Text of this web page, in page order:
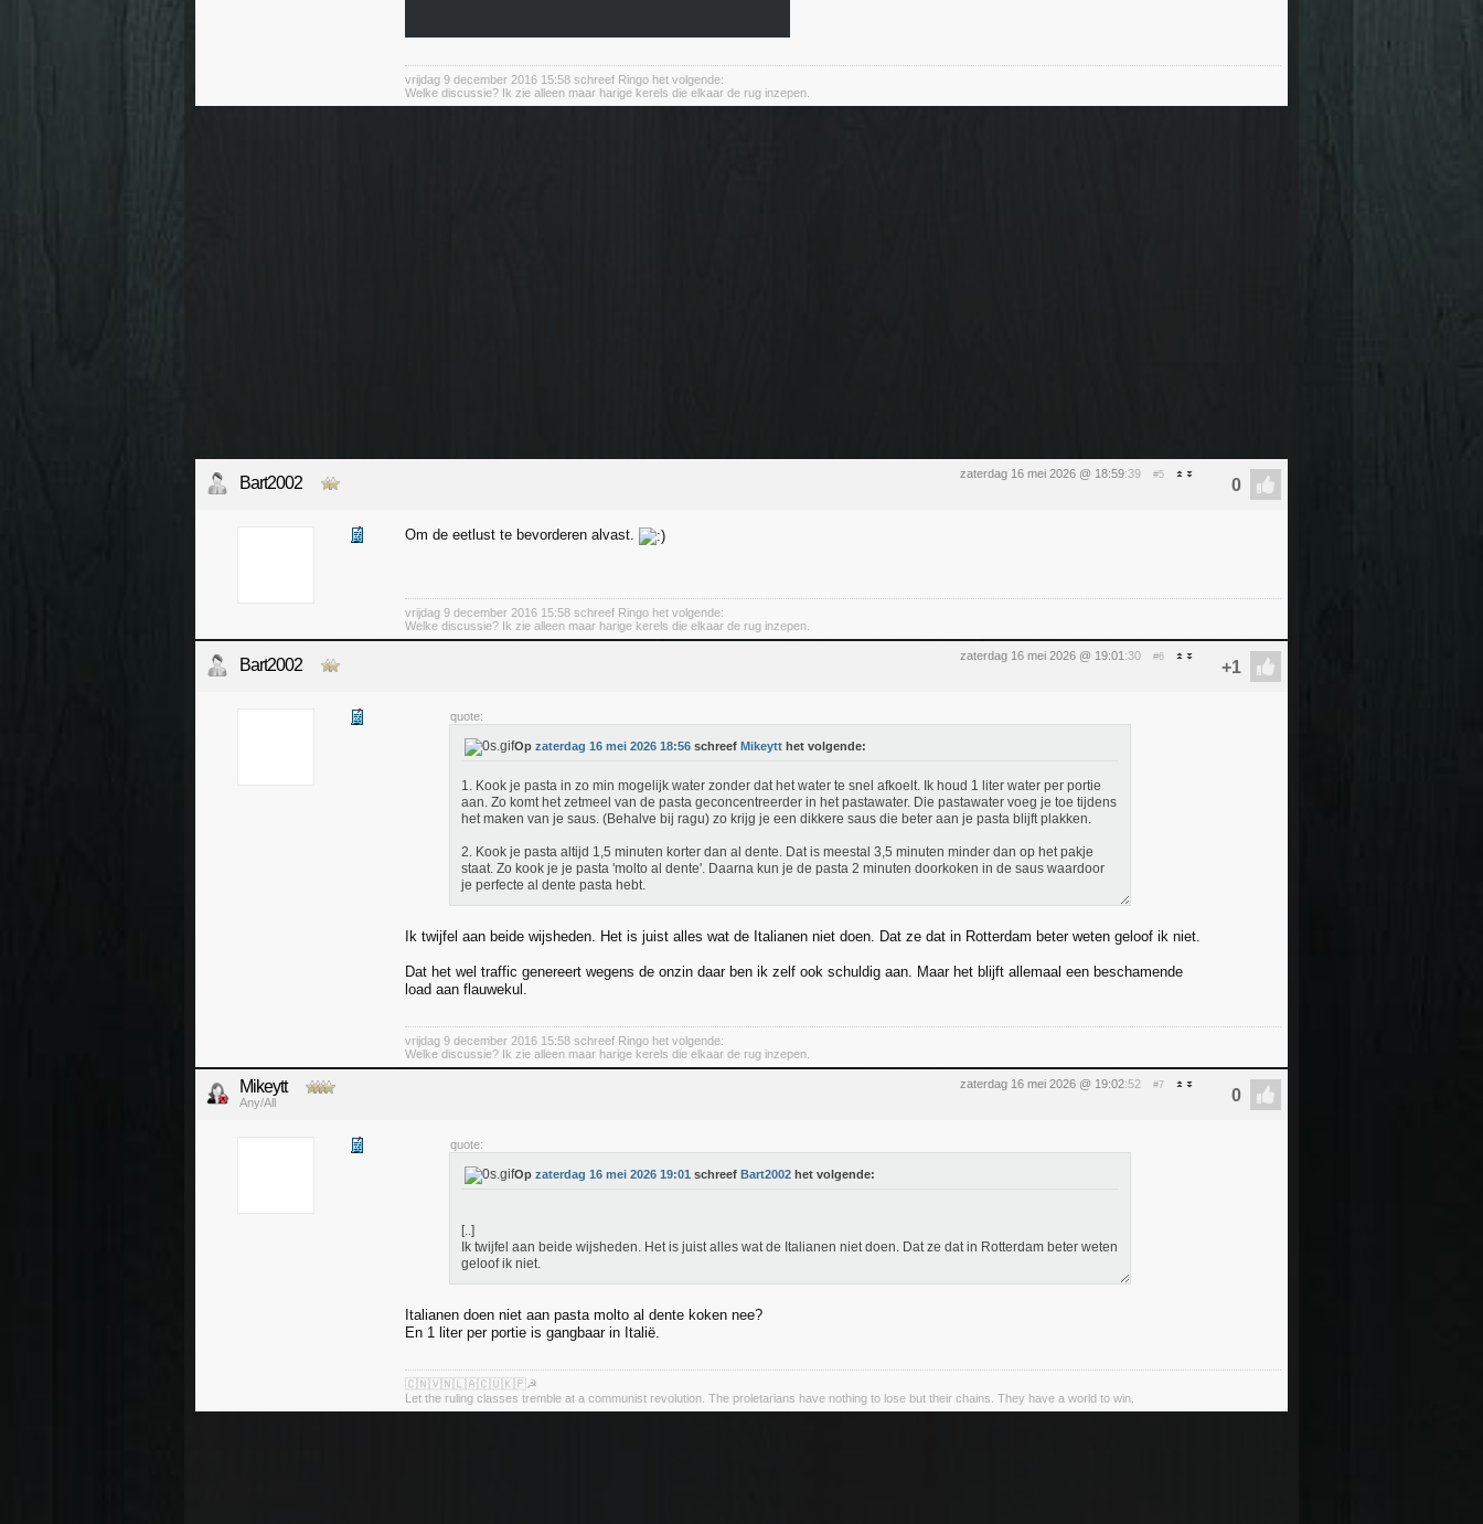
vrijdag 9 december 2016 15:58 schreef Ringo het volgende:
Welke discussie? Ik zie alleen maar harige kerels die elkaar de rug inzepen.
zaterdag 16 mei 2026 @ 18:59:39 #5
Bart2002
Om de eetlust te bevorderen alvast.
vrijdag 9 december 2016 15:58 schreef Ringo het volgende:
Welke discussie? Ik zie alleen maar harige kerels die elkaar de rug inzepen.
zaterdag 16 mei 2026 @ 19:01 :30 #6
Bart2002
quote:
Op zaterdag 16 mei 2026 18:56 schreef Mikeytt het volgende:
1. Kook je pasta in zo min mogelijk water zonder dat het water te snel afkoelt. Ik houd 1 liter water per portie
aan. Zo komt het zetmeel van de pasta geconcentreerder in het pastawater. Die pastawater voeg je toe tijdens
het maken van je saus. (Behalve bij ragu) zo krijg je een dikkere saus die beter aan je pasta blijft plakken.
2. Kook je pasta altijd 1,5 minuten korter dan al dente. Dat is meestal 3,5 minuten minder dan op het pakje
staat. Zo kook je je pasta 'molto al dente'. Daarna kun je de pasta 2 minuten doorkoken in de saus waardoor
je perfecte al dente pasta hebt.
Ik twijfel aan beide wijsheden. Het is juist alles wat de Italianen niet doen. Dat ze dat in Rotterdam beter weten geloof ik niet.
Dat het wel traffic genereert wegens de onzin daar ben ik zelf ook schuldig aan. Maar het blijft allemaal een beschamende
load aan flauwekul.
vrijdag 9 december 2016 15:58 schreef Ringo het volgende:
Welke discussie? Ik zie alleen maar harige kerels die elkaar de rug inzepen.
zaterdag 16 mei 2026 @ 19:02:52 #7
Mikeytt
Any/All
quote:
Op zaterdag 16 mei 2026 19:01 schreef Bart2002 het volgende:
[..]
Ik twijfel aan beide wijsheden. Het is juist alles wat de Italianen niet doen. Dat ze dat in Rotterdam beter weten
geloof ik niet.
Italianen doen niet aan pasta molto al dente koken nee?
En 1 liter per portie is gangbaar in Italië.
🇨🇳🇻🇳🇱🇦🇨🇺🇰🇵☭
Let the ruling classes tremble at a communist revolution. The proletarians have nothing to lose but their chains. They have a world to win.